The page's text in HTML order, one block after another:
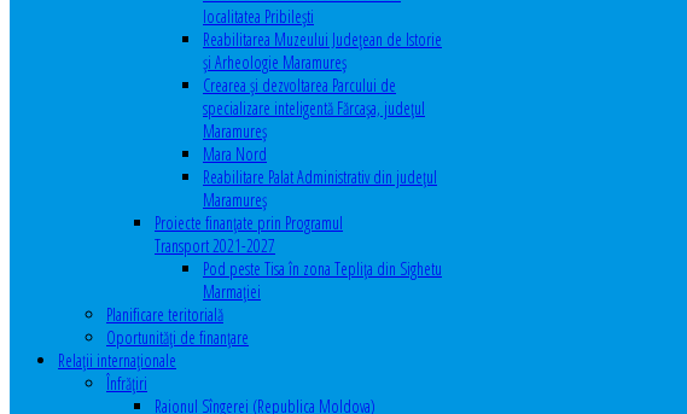
localitatea Pribilești
Reabilitarea Muzeului Județean de Istorie
și Arheologie Maramureș
Crearea și dezvoltarea Parcului de
specializare inteligentă Fărcașa, județul
Maramureș
Mara Nord
Reabilitare Palat Administrativ din județul
Maramureș
Proiecte finanțate prin Programul
Transport 2021-2027
Pod peste Tisa în zona Teplița din Sighetu
Marmației
Planificare teritorială
Oportunităţi de finanţare
Relaţii internaţionale
Înfrăţiri
Raionul Sîngerei (Republica Moldova)